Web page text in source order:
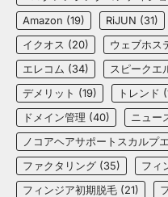
Amazon (19) RiJUN (31)
イクオス (20) ウェブホス
エレコム (34) スピークエ
デメリット (19) トレンド
ドメイン管理 (40) ニュー
ノコアヘアサポートスカルプ
ファクタリング (35) フィ
フィンジア初期脱毛 (21)